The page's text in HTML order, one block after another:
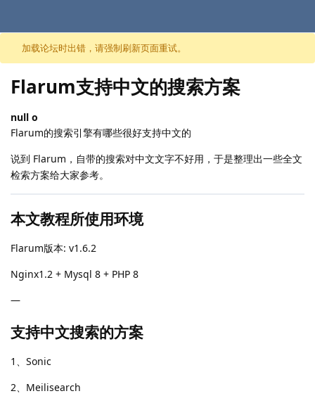
跳至内容
加载论坛时出错，请强制刷新页面重试。
Flarum支持中文的搜索方案
null o
Flarum的搜索引擎有哪些很好支持中文的
说到 Flarum，自带的搜索对中文文字不好用，于是整理出一些全文
检索方案给大家参考。
本文教程所使用环境
Flarum版本: v1.6.2
Nginx1.2 + Mysql 8 + PHP 8
—
支持中文搜索的方案
1、Sonic
2、Meilisearch